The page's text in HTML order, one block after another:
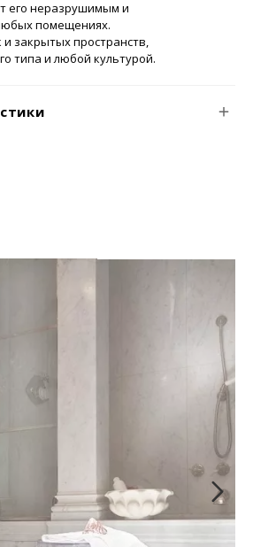
его неразрушимым и
помещениях.
закрытых пространств,
типа и любой культурой.